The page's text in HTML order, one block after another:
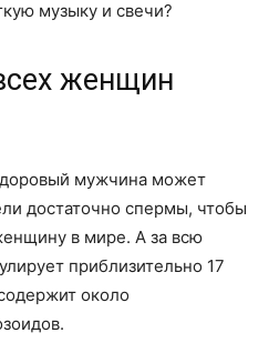
музыку и свечи?
женщин
мужчина может
достаточно спермы, чтобы
в мире. А за всю
приблизительно 17
около